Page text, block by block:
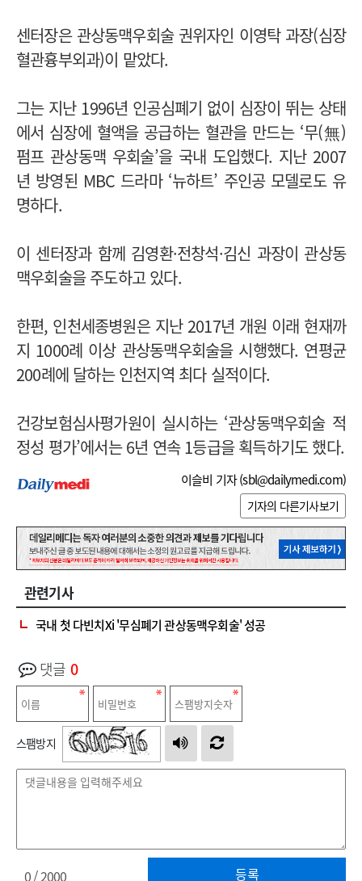
센터장은 관상동맥우회술 권위자인 이영탁 과장(심장
혈관흉부외과)이 맡았다.
그는 지난 1996년 인공심폐기 없이 심장이 뛰는 상태
에서 심장에 혈액을 공급하는 혈관을 만드는 ‘무(無)
펌프 관상동맥 우회술’을 국내 도입했다. 지난 2007
년 방영된 MBC 드라마 ‘뉴하트’ 주인공 모델로도 유
명하다.
이 센터장과 함께 김영환·전창석·김신 과장이 관상동
맥우회술을 주도하고 있다.
한편, 인천세종병원은 지난 2017년 개원 이래 현재까
지 1000례 이상 관상동맥우회술을 시행했다. 연평균
200례에 달하는 인천지역 최다 실적이다.
건강보험심사평가원이 실시하는 ‘관상동맥우회술 적
정성 평가’에서는 6년 연속 1등급을 획득하기도 했다.
이슬비 기자 (sbl@dailymedi.com)
기자의 다른기사보기
관련기사
국내 첫 다빈치Xi '무심폐기 관상동맥우회술' 성공
댓글 0
스팸방지
등록
0/ 2000